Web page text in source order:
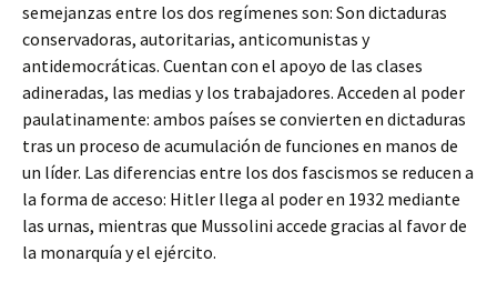
semejanzas entre los dos regímenes son: Son dictaduras
conservadoras, autoritarias, anticomunistas y
antidemocráticas. Cuentan con el apoyo de las clases
adineradas, las medias y los trabajadores. Acceden al poder
paulatinamente: ambos países se convierten en dictaduras
tras un proceso de acumulación de funciones en manos de
un líder. Las diferencias entre los dos fascismos se reducen a
la forma de acceso: Hitler llega al poder en 1932 mediante
las urnas, mientras que Mussolini accede gracias al favor de
la monarquía y el ejército.